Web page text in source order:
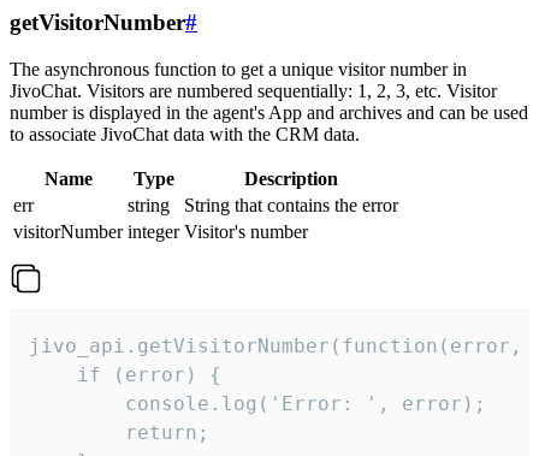
getVisitorNumber#
The asynchronous function to get a unique visitor number in
JivoChat. Visitors are numbered sequentially: 1, 2, 3, etc. Visitor
number is displayed in the agent's App and archives and can be used
to associate JivoChat data with the CRM data.
Name Type
Description
err
string
String that contains the error
visitorNumber integer Visitor's number
jivo_api.getVisitorNumber(function(error,
    if (error) {
        console.log('Error: ', error);
        return;